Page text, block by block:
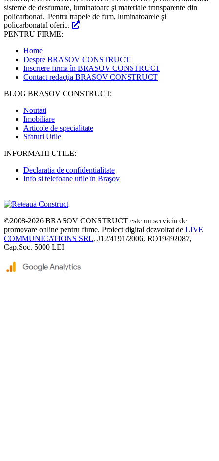
sisteme de desfumare, luminatoare şi materiale transparente din
policarbonat. Pentru trapele de fum, luminatoarele şi
policarbonatul oferi...
PENTRU FIRME:
Home
Despre BRASOV CONSTRUCT
Inscriere firmă în BRASOV CONSTRUCT
Contact redacţia BRASOV CONSTRUCT
BLOG BRASOV CONSTRUCT:
Noutati
Imobiliare
Articole de specialitate
Sfaturi Utile
INFORMATII UTILE:
Declaratia de confidentialitate
Info si telefoane utile în Braşov
©2008-2026 BRASOV CONSTRUCT este un serviciu de
promovare online pentru firme. Proiect digital dezvoltat de LIVE
COMMUNICATIONS SRL, J12/4191/2006, RO19492087,
Cap.Soc. 5000 LEI